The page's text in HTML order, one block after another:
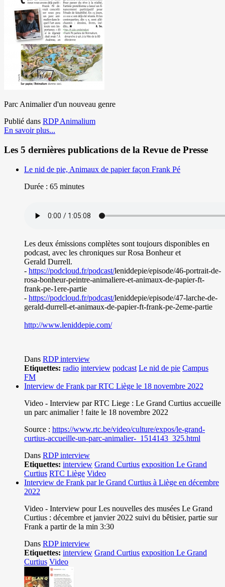
Parc Animalier d'un nouveau genre
Publié dans RDP Animalium
En savoir plus...
Les 5 dernières publications de la Revue de Presse
Le nid de pie, Animaux de papier façon Frank Pé
Durée : 65 minutes
Les deux émissions complètes sont toujours disponibles en
podcast, avec les chroniques sur Rosa Bonheur et
Gerald Durrell.
- https://podcloud.fr/podcast/leniddepie/episode/46-portrait-de-
rosa-bonheur-peintre-animaliere-et-animaux-de-papier-ft-
frank-pe-1ere-partie
- https://podcloud.fr/podcast/leniddepie/episode/47-larche-de-
gerald-durrell-et-animaux-de-papier-ft-frank-pe-2eme-partie
http://www.leniddepie.com/
Dans RDP interview
Etiquettes: radio interview podcast Le nid de pie Campus
FM
Interview de Frank par RTC Liège le 18 novembre 2022
Video - Interview par RTC Liege : Le Grand Curtius accueille
un parc animalier ! faite le 18 novembre 2022
Source : https://www.rtc.be/video/culture/expos/le-grand-
curtius-accueille-un-parc-animalier-_1514143_325.html
Dans RDP interview
Etiquettes: interview Grand Curtius exposition Le Grand
Curtius RTC Liège Video
Interview de Frank par le Grand Curtius à Liège en décembre
2022
Video - Interview pour Les nouvelles des musées Le Grand
Curtius : décembre et janvier 2022 suivi du bêtisier, partie sur
Frank a partir de la min 3:30
Dans RDP interview
Etiquettes: interview Grand Curtius exposition Le Grand
Curtius Video